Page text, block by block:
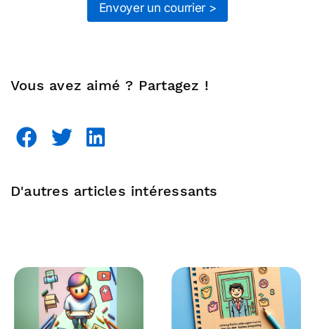
Envoyer un courrier >
Vous avez aimé ? Partagez !
D'autres articles intéressants